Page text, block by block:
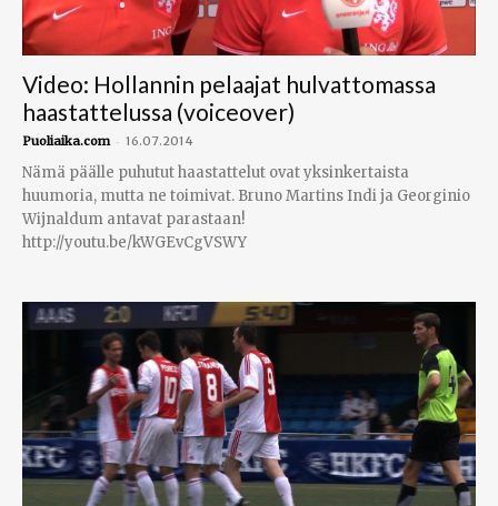
Video: Hollannin pelaajat hulvattomassa
haastattelussa (voiceover)
Puoliaika.com - 16.07.2014
Nämä päälle puhutut haastattelut ovat yksinkertaista
huumoria, mutta ne toimivat. Bruno Martins Indi ja Georginio
Wijnaldum antavat parastaan!
http://youtu.be/kWGEvCgVSWY